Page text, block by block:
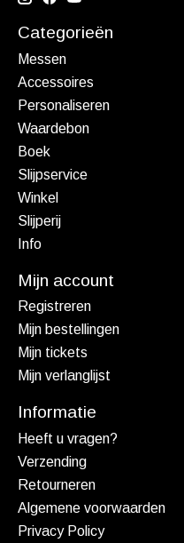
Categorieën
Messen
Accessoires
Personaliseren
Waardebon
Boek
Slijpservice
Winkel
Slijperij
Info
Mijn account
Registreren
Mijn bestellingen
Mijn tickets
Mijn verlanglijst
Informatie
Heeft u vragen?
Verzending
Retourneren
Algemene voorwaarden
Privacy Policy